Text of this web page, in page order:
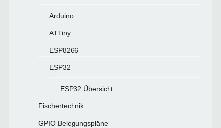
Arduino
ATTiny
ESP8266
ESP32
ESP32 Übersicht
Fischertechnik
GPIO Belegungspläne